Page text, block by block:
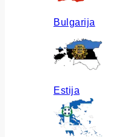
Bulgarija
Estija